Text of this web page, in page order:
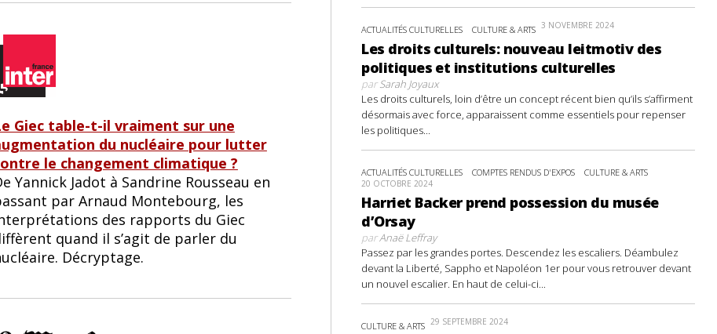
Giec table-t-il vraiment sur une
du nucléaire pour lutter
le changement climatique ?
Yannick Jadot à Sandrine Rousseau en
par Arnaud Montebourg, les
des rapports du Giec
quand il s’agit de parler du
Décryptage.
ACTUALITÉS CULTURELLES CULTURE & ARTS 3 NOVEMBRE 2024
Les droits culturels: nouveau leitmotiv des
politiques et institutions culturelles
parSarah Joyaux
Les droits culturels, loin d’être un concept récent bien qu’ils s’affirment
désormais avec force, apparaissent comme essentiels pour repenser
les politiques...
ACTUALITÉS CULTURELLES COMPTES RENDUS D'EXPOS CULTURE & ARTS
20 OCTOBRE 2024
Harriet Backer prend possession du musée
d’Orsay
parAnaë Leffray
Passez par les grandes portes. Descendez les escaliers. Déambulez
devant la Liberté, Sappho et Napoléon 1er pour vous retrouver devant
un nouvel escalier. En haut de celui-ci...
CULTURE & ARTS 29 SEPTEMBRE 2024